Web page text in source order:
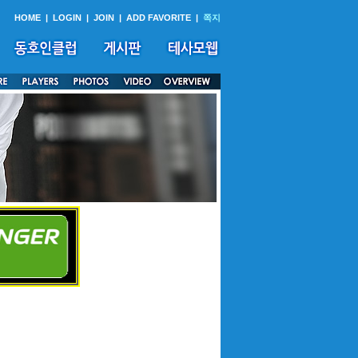
HOME | LOGIN | JOIN | ADD FAVORITE | 쪽지